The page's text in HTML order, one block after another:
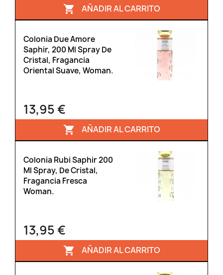
 AÑADIR AL CARRITO
Colonia Due Amore
Saphir, 200 Ml Spray De
Cristal, Fragancia
Oriental Suave, Woman.
13,95 €
 AÑADIR AL CARRITO
Colonia Rubi Saphir 200
Ml Spray, De Cristal,
Fragancia Fresca
Woman.
13,95 €
 AÑADIR AL CARRITO